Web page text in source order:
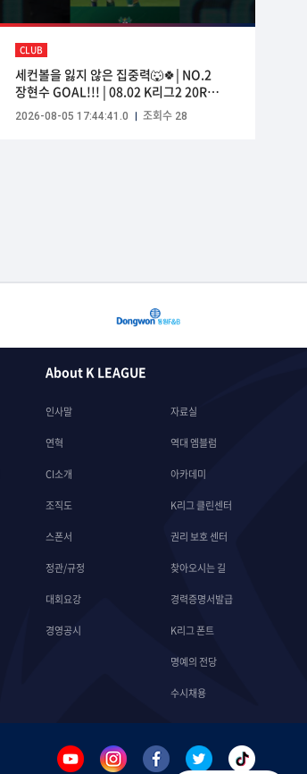
CLUB
세컨볼을 잃지 않은 집중력🐺🍀| NO.2
장현수 GOAL!!! | 08.02 K리그2 20R
vs김해 | #안산그리너스
#ansangreeners
2026-08-05 17:44:41.0 조회수 28
About K LEAGUE
인사말
연혁
CI소개
조직도
스폰서
정관/규정
대회요강
경영공시
자료실
역대 엠블럼
아카데미
K리그 클린센터
권리 보호 센터
찾아오시는 길
경력증명서발급
K리그 폰트
명예의 전당
수시채용